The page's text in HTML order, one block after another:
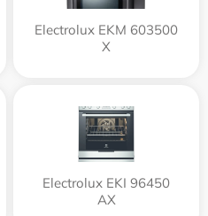
Electrolux EKM 603500
X
Electrolux EKI 96450
AX